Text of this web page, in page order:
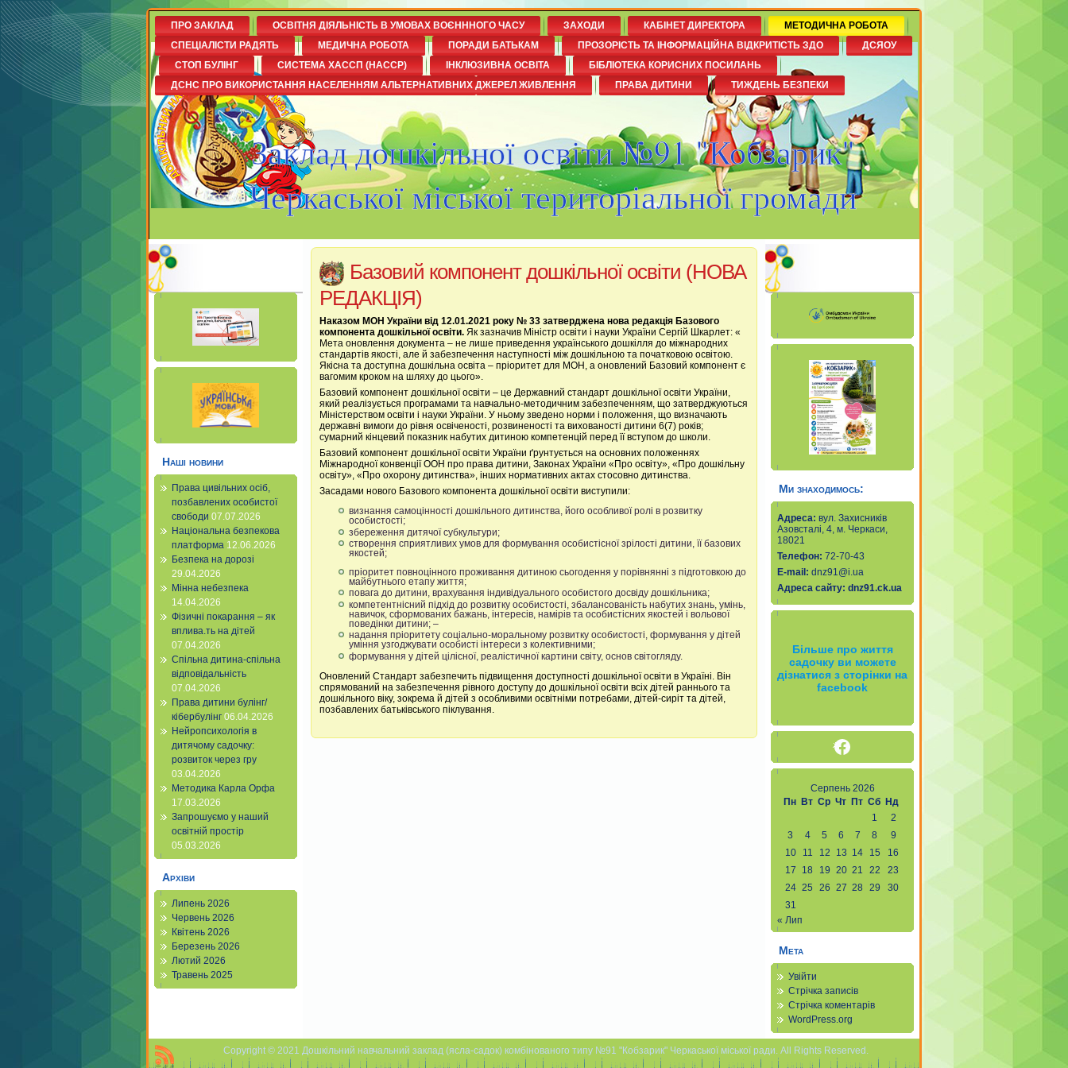
Заклад дошкільної освіти №91 "Кобзарик"
Черкаської міської територіальної громади
ПРО ЗАКЛАД ОСВІТНЯ ДІЯЛЬНІСТЬ В УМОВАХ ВОЄНННОГО ЧАСУ ЗАХОДИ КАБІНЕТ ДИРЕКТОРА
МЕТОДИЧНА РОБОТА
СПЕЦІАЛІСТИ РАДЯТЬ
МЕДИЧНА РОБОТА ПОРАДИ БАТЬКАМ ПРОЗОРІСТЬ ТА ІНФОРМАЦІЙНА ВІДКРИТІСТЬ ЗДО
ДСЯОУ
СТОП БУЛІНГ
СИСТЕМА ХАССП (НАССР) ІНКЛЮЗИВНА ОСВІТА
БІБЛІОТЕКА КОРИСНИХ ПОСИЛАНЬ
ДСНС ПРО ВИКОРИСТАННЯ НАСЕЛЕННЯМ АЛЬТЕРНАТИВНИХ ДЖЕРЕЛ ЖИВЛЕННЯ
ПРАВА ДИТИНИ ТИЖДЕНЬ БЕЗПЕКИ
Наші новини
Права цивільних осіб,
позбавлених особистої
свободи 07.07.2026
Національна безпекова
платформа 12.06.2026
Безпека на дорозі
29.04.2026
Мінна небезпека
14.04.2026
Фізичні покарання – як
вплива.ть на дітей
07.04.2026
Спільна дитина-спільна
відповідальність
07.04.2026
Права дитини булінг/
кібербулінг 06.04.2026
Нейропсихологія в
дитячому садочку:
розвиток через гру
03.04.2026
Методика Карла Орфа
17.03.2026
Запрошуємо у наший
освітній простір
05.03.2026
Архіви
Липень 2026
Червень 2026
Квітень 2026
Березень 2026
Лютий 2026
Травень 2025
Базовий компонент дошкільної освіти (НОВА
РЕДАКЦІЯ)
Наказом МОН України від 12.01.2021 року № 33 затверджена нова редакція Базового
компонента дошкільної освіти. Як зазначив Міністр освіти і науки України Сергій Шкарлет: «
Мета оновлення документа – не лише приведення українського дошкілля до міжнародних
стандартів якості, але й забезпечення наступності між дошкільною та початковою освітою.
Якісна та доступна дошкільна освіта – пріоритет для МОН, а оновлений Базовий компонент є
вагомим кроком на шляху до цього».
Базовий компонент дошкільної освіти – це Державний стандарт дошкільної освіти України,
який реалізується програмами та навчально-методичним забезпеченням, що затверджуються
Міністерством освіти і науки України. У ньому зведено норми і положення, що визначають
державні вимоги до рівня освіченості, розвиненості та вихованості дитини 6(7) років;
сумарний кінцевий показник набутих дитиною компетенцій перед її вступом до школи.
Базовий компонент дошкільної освіти України ґрунтується на основних положеннях
Міжнародної конвенції ООН про права дитини, Законах України «Про освіту», «Про дошкільну
освіту», «Про охорону дитинства», інших нормативних актах стосовно дитинства.
Засадами нового Базового компонента дошкільної освіти виступили:
визнання самоцінності дошкільного дитинства, його особливої ролі в розвитку
особистості;
збереження дитячої субкультури;
створення сприятливих умов для формування особистісної зрілості дитини, її базових
якостей;
пріоритет повноцінного проживання дитиною сьогодення у порівнянні з підготовкою до
майбутнього етапу життя;
повага до дитини, врахування індивідуального особистого досвіду дошкільника;
компетентнісний підхід до розвитку особистості, збалансованість набутих знань, умінь,
навичок, сформованих бажань, інтересів, намірів та особистісних якостей і вольової
поведінки дитини; –
надання пріоритету соціально-моральному розвитку особистості, формування у дітей
уміння узгоджувати особисті інтереси з колективними;
формування у дітей цілісної, реалістичної картини світу, основ світогляду.
Оновлений Стандарт забезпечить підвищення доступності дошкільної освіти в Україні. Він
спрямований на забезпечення рівного доступу до дошкільної освіти всіх дітей раннього та
дошкільного віку, зокрема й дітей з особливими освітніми потребами, дітей-сиріт та дітей,
позбавлених батьківського піклування.
Ми знаходимось:
Адреса: вул. Захисників
Азовсталі, 4, м. Черкаси,
18021
Телефон: 72-70-43
Е-mail : dnz91@i.ua
Адреса сайту: dnz91.ck.ua
Більше про життя
садочку ви можете
дізнатися з сторінки на
facebook
Facebook
Серпень 2026
Пн
Вт Ср Чт Пт Сб
Нд
1
2
3
4 5 6 7 8
9
10
11 12 13 14 15
16
17
18 19 20 21 22
23
24 25 26 27 28 29
30
31
« Лип
Мета
Увійти
Стрічка записів
Стрічка коментарів
WordPress.org
Copyright © 2021 Дошкільний навчальний заклад (ясла-садок) комбінованого типу №91 "Кобзарик" Черкаської міської ради. All Rights Reserved.